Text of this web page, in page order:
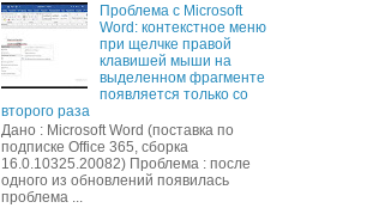
Проблема с Microsoft
Word: контекстное меню
при щелчке правой
клавишей мыши на
выделенном фрагменте
появляется только со
второго раза
Дано : Microsoft Word (поставка по
подписке Office 365, сборка
16.0.10325.20082) Проблема : после
одного из обновлений появилась
проблема ...